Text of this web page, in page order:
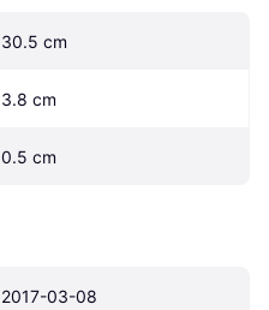
30.5 cm
3.8 cm
0.5 cm
2017-03-08